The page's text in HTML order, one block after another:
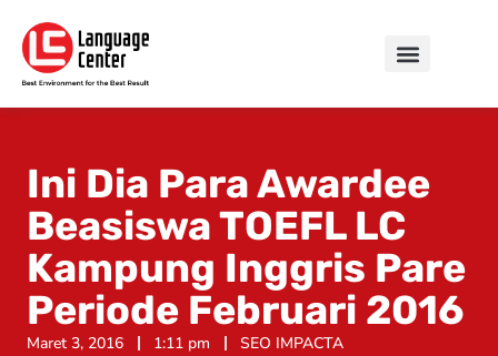
Ini Dia Para Awardee
Beasiswa TOEFL LC
Kampung Inggris Pare
Periode Februari 2016
Maret 3, 2016 1:11 pm SEO IMPACTA